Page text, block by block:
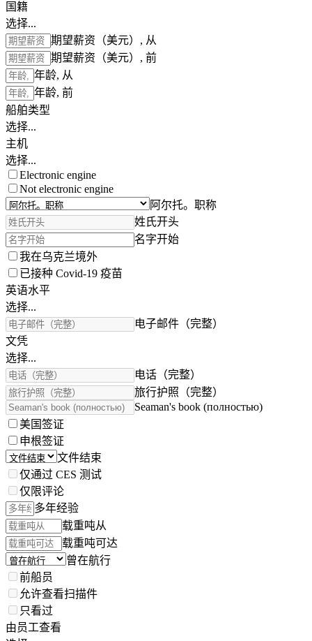
国籍
选择...
期望薪资（美元）, 从
期望薪资（美元）, 前
年龄, 从
年龄, 前
船舶类型
选择...
主机
选择...
Electronic engine
Not electronic engine
阿尔托。职称
姓氏开头
名字开始
我在乌克兰境外
已接种 Covid-19 疫苗
英语水平
选择...
电子邮件（完整）
文凭
选择...
电话（完整）
旅行护照（完整）
Seaman's book (полностью)
美国签证
申根签证
文件结束
仅通过 CES 测试
仅限评论
多年经验
载重吨从
载重吨可达
曾在航行
前船员
允许查看扫描件
只看过
由员工查看